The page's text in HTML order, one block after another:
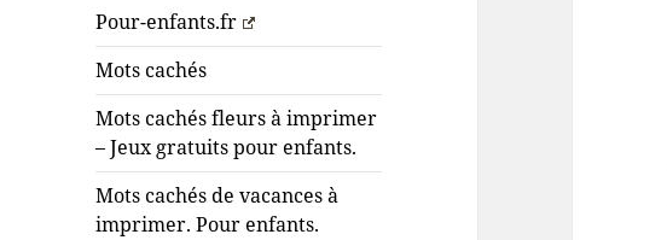
Pour-enfants.fr
Mots cachés
Mots cachés fleurs à imprimer
– Jeux gratuits pour enfants.
Mots cachés de vacances à
imprimer. Pour enfants.